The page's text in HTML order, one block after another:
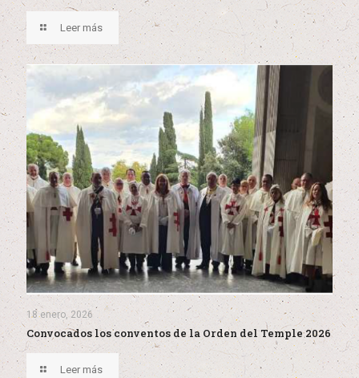
Leer más
18 enero, 2026
Convocados los conventos de la Orden del Temple 2026
Leer más